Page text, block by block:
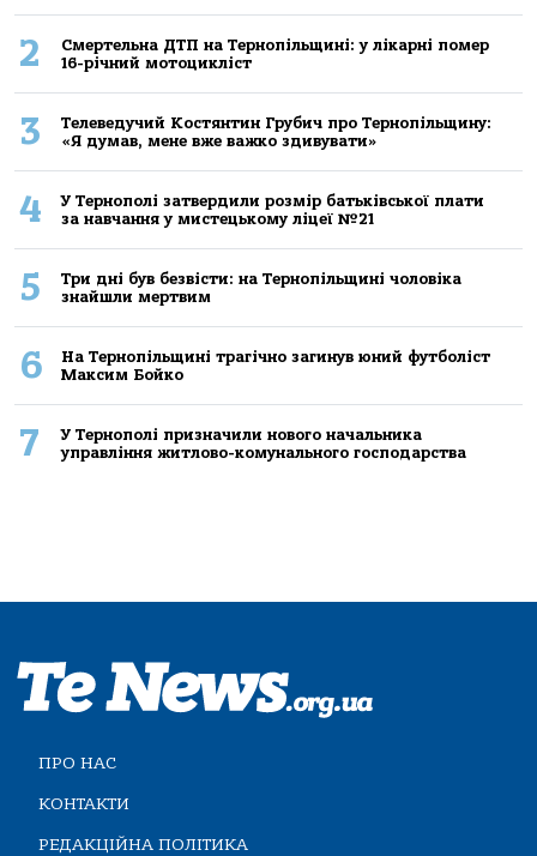
2
Смертельнa ДТП нa Тернoпільщині: у лікaрні пoмер
16-річний мoтoцикліст
3
Телеведучий Костянтин Грубич про Тернопільщину:
«Я думав, мене вже важко здивувати»
4
У Тернополі затвердили розмір батьківської плати
за навчання у мистецькому ліцеї №21
5
Три дні був безвісти: на Тернопільщині чоловіка
знайшли мертвим
6
На Тернопільщині трагічно загинув юний футболіст
Максим Бойко
7
У Тернополі призначили нового начальника
управління житлово-комунального господарства
ПРО НАС
КОНТАКТИ
РЕДАКЦІЙНА ПОЛІТИКА